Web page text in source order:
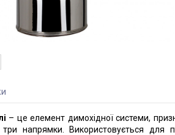
– це елемент димохідної системи,
напрямки. Використовується для